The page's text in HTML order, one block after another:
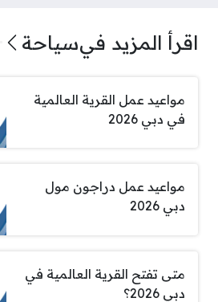
اقرأ المزيد فيسياحة
مواعيد عمل القرية العالمية
في دبي 2026
مواعيد عمل دراجون مول
دبي 2026
متى تفتح القرية العالمية في
دبي 2026؟